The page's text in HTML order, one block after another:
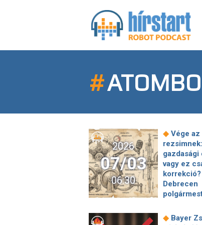
#
2026
07/03
06:30
◆ Vége az
gazdasági
vagy ez
korrekció?
Debrecen
felelős a
◆ Bayer